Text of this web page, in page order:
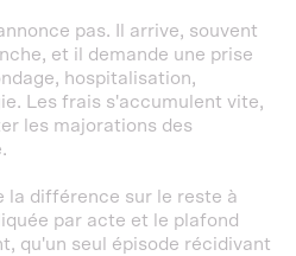
pas. Il arrive, souvent
et il demande une prise
hospitalisation,
Les frais s'accumulent vite,
les majorations des
la différence sur le reste à
par acte et le plafond
qu'un seul épisode récidivant